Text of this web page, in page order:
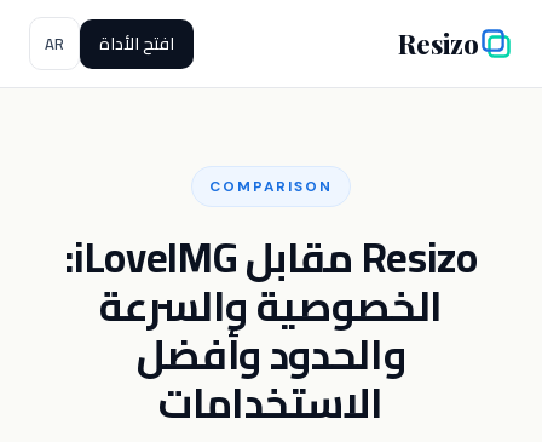
Resizo افتح الأداة AR
COMPARISON
Resizo مقابل iLoveIMG:
الخصوصية والسرعة
والحدود وأفضل
الاستخدامات